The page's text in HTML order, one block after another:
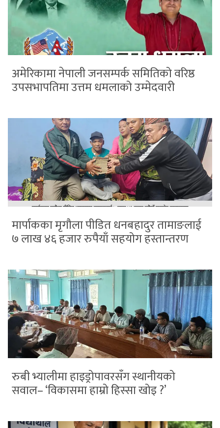
अमेरिकामा नेपाली जनसम्पर्क समितिको वरिष्ठ
उपसभापतिमा उत्तम धमलाको उम्मेदवारी
मार्पाकका मृगौला पीडित धनबहादुर तामाङलाई
७ लाख ४६ हजार रुपैयाँ सहयोग हस्तान्तरण
रुबी भ्यालीमा हाइड्रोपावरसँग स्थानीयको
सवाल– ‘विकासमा हाम्रो हिस्सा खोइ ?’